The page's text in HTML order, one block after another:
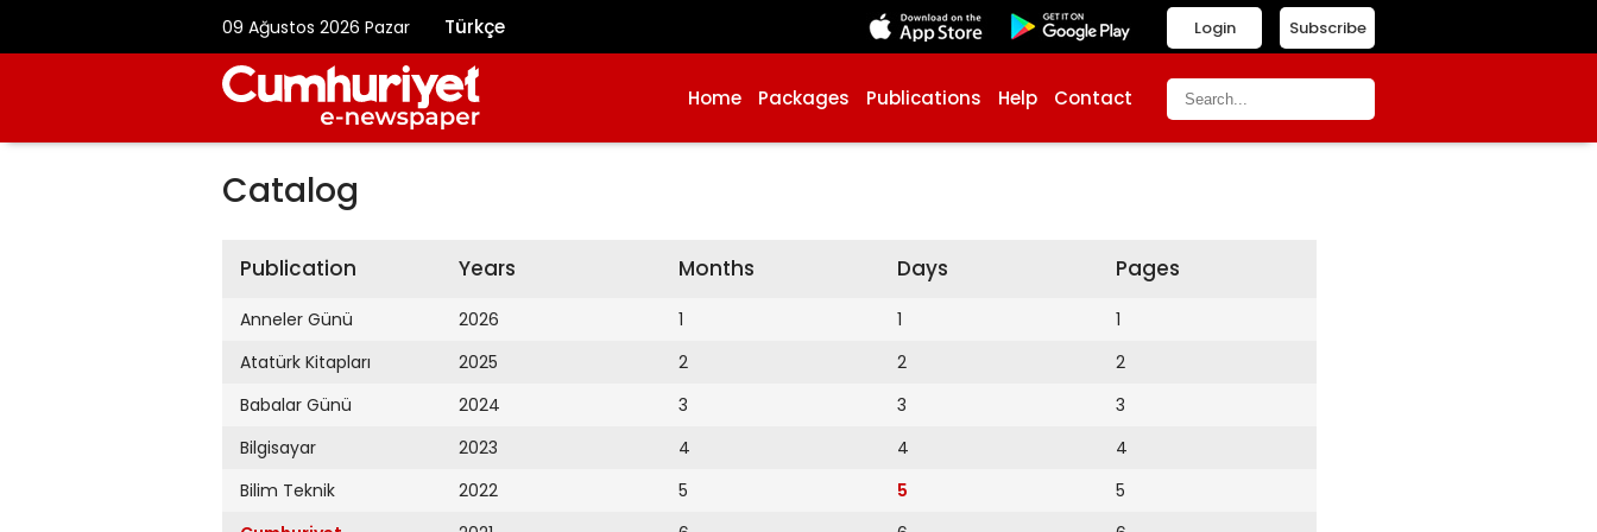
09 Ağustos 2026 Pazar Türkçe Subscribe
Login
Home Packages Publications Help Contact
Catalog
Publication
Anneler Günü
Atatürk Kitapları
Babalar Günü
Bilgisayar
Bilim Teknik
Years
2026
2025
2024
2023
2022
Months
1
2
3
4
5
Days
1
2
3
4
5
Pages
1
2
3
4
5